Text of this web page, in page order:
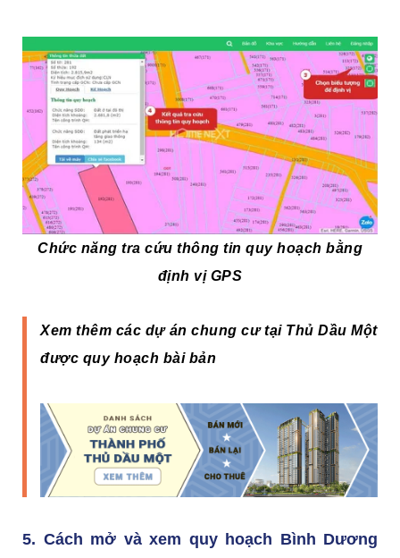
Chức năng tra cứu thông tin quy hoạch bằng
định vị GPS
Xem thêm các dự án chung cư tại Thủ Dầu Một
được quy hoạch bài bản
5. Cách mở và xem quy hoạch Bình Dương